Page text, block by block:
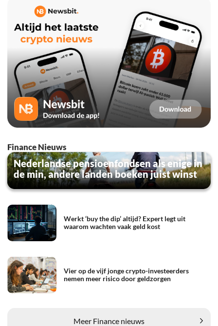
Finance Nieuws
Nederlandse pensioenfondsen als enige in
de min, andere landen boeken juist winst
Werkt ‘buy the dip’ altijd? Expert legt uit
waarom wachten vaak geld kost
Vier op de vijf jonge crypto-investeerders
nemen meer risico door geldzorgen
Meer Finance nieuws